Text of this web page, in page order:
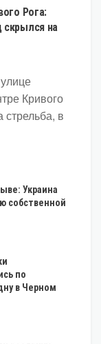
Рога:
на
Кривого
стрельба, в
Украина
собственной
по
в Черном